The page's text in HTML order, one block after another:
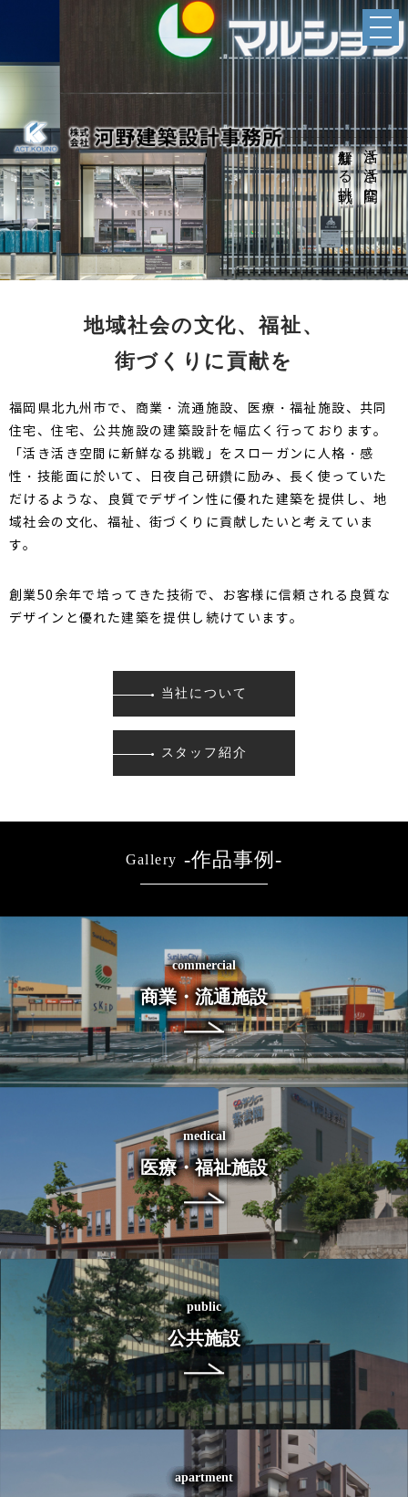
活き活き空間に
新鮮なる挑戦
地域社会の文化、福祉、
街づくりに貢献を
福岡県北九州市で、商業・流通施設、医療・福祉施設、共同
住宅、住宅、公共施設の建築設計を幅広く行っております。
「活き活き空間に新鮮なる挑戦」をスローガンに人格・感
性・技能面に於いて、日夜自己研鑽に励み、長く使っていた
だけるような、良質でデザイン性に優れた建築を提供し、地
域社会の文化、福祉、街づくりに貢献したいと考えていま
す。
創業50余年で培ってきた技術で、お客様に信頼される良質な
デザインと優れた建築を提供し続けています。
当社について
スタッフ紹介
Gallery -作品事例-
commercial
商業・流通施設
medical
医療・福祉施設
public
公共施設
apartment